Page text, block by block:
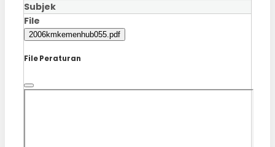
Subjek
File
2006kmkemenhub055.pdf
File Peraturan